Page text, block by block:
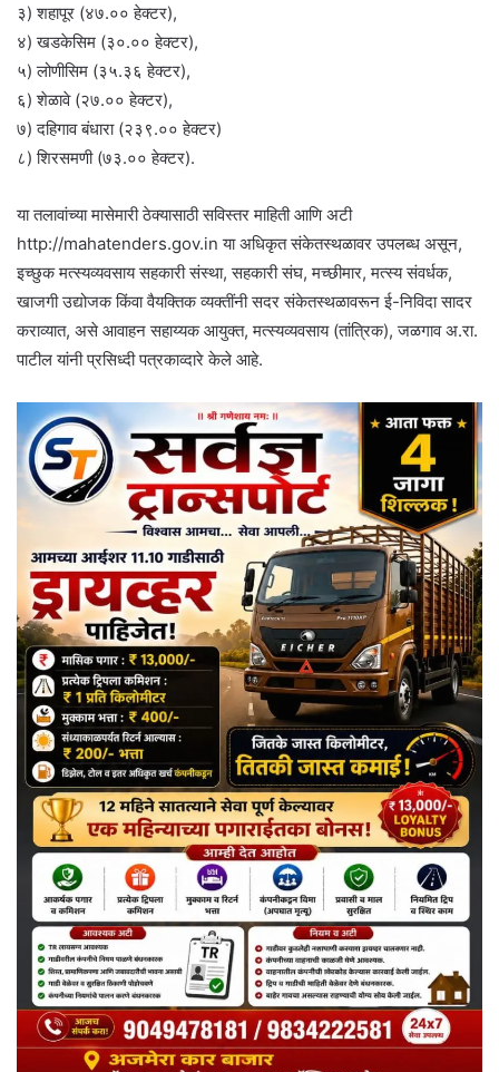
३) शहापूर (४७.०० हेक्टर),
४) खडकेसिम (३०.०० हेक्टर),
५) लोणीसिम (३५.३६ हेक्टर),
६) शेळावे (२७.०० हेक्टर),
७) दहिगाव बंधारा (२३९.०० हेक्टर)
८) शिरसमणी (७३.०० हेक्टर).
या तलावांच्या मासेमारी ठेक्यासाठी सविस्तर माहिती आणि अटी
http://mahatenders.gov.in या अधिकृत संकेतस्थळावर उपलब्ध असून,
इच्छुक मत्स्यव्यवसाय सहकारी संस्था, सहकारी संघ, मच्छीमार, मत्स्य संवर्धक,
खाजगी उद्योजक किंवा वैयक्तिक व्यक्तींनी सदर संकेतस्थळावरून ई-निविदा सादर
कराव्यात, असे आवाहन सहाय्यक आयुक्त, मत्स्यव्यवसाय (तांत्रिक), जळगाव अ.रा.
पाटील यांनी प्रसिध्दी पत्रकाव्दारे केले आहे.